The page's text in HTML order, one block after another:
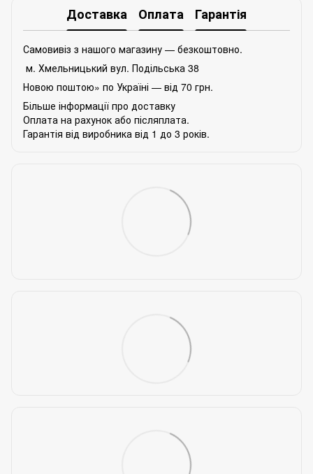
Доставка Оплата Гарантія
Самовивіз з нашого магазину — безкоштовно.
м. Хмельницький вул. Подільська 38
Новою поштою» по Україні — від 70 грн.
Більше інформації про доставку
Оплата на рахунок або післяплата.
Гарантія від виробника від 1 до 3 років.